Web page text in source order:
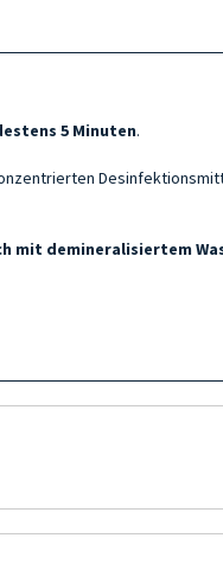
5 Minuten.
mit demineralisiertem